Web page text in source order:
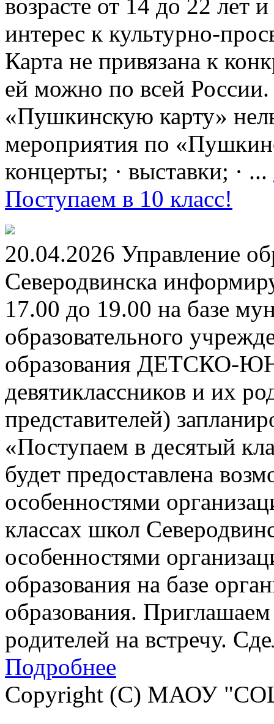
возрасте от 14 до 22 лет
интерес к культурно-
Карта не привязана к
ей можно по всей
«Пушкинскую карту»
мероприятия по
концерты; · выставки; · ...
Поступаем в 10 класс!
20.04.2026 Управление
Северодвинска
17.00 до 19.00 на базе
образовательного
образования
девятиклассников и их
представителей)
«Поступаем в десятый
будет предоставлена
особенностями
классах школ
особенностями
образования на базе
образования.
родителей на встречу.
Подробнее
Copyright (C) МАОУ